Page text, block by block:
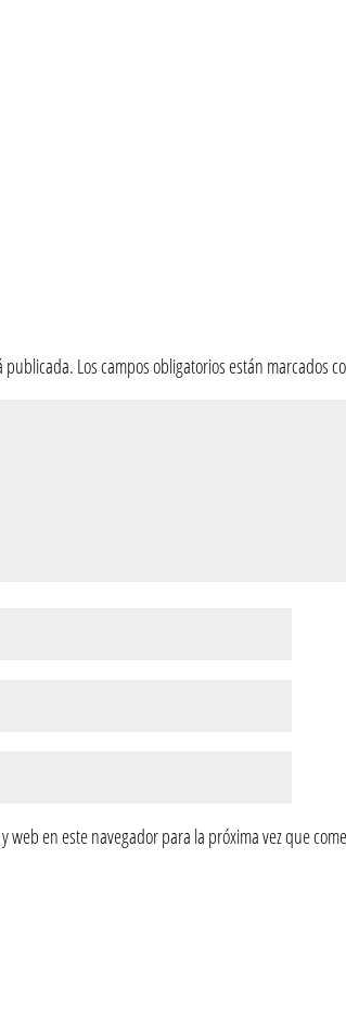
publicada. Los campos obligatorios están marcados
web en este navegador para la próxima vez que